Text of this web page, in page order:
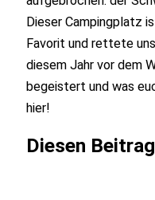
Dieser Campingplatz
Favorit und rettete
diesem Jahr vor dem
begeistert und was
hier!
Diesen